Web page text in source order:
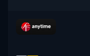
Portugali